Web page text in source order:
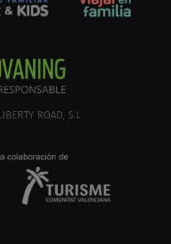
ROAD, S.L